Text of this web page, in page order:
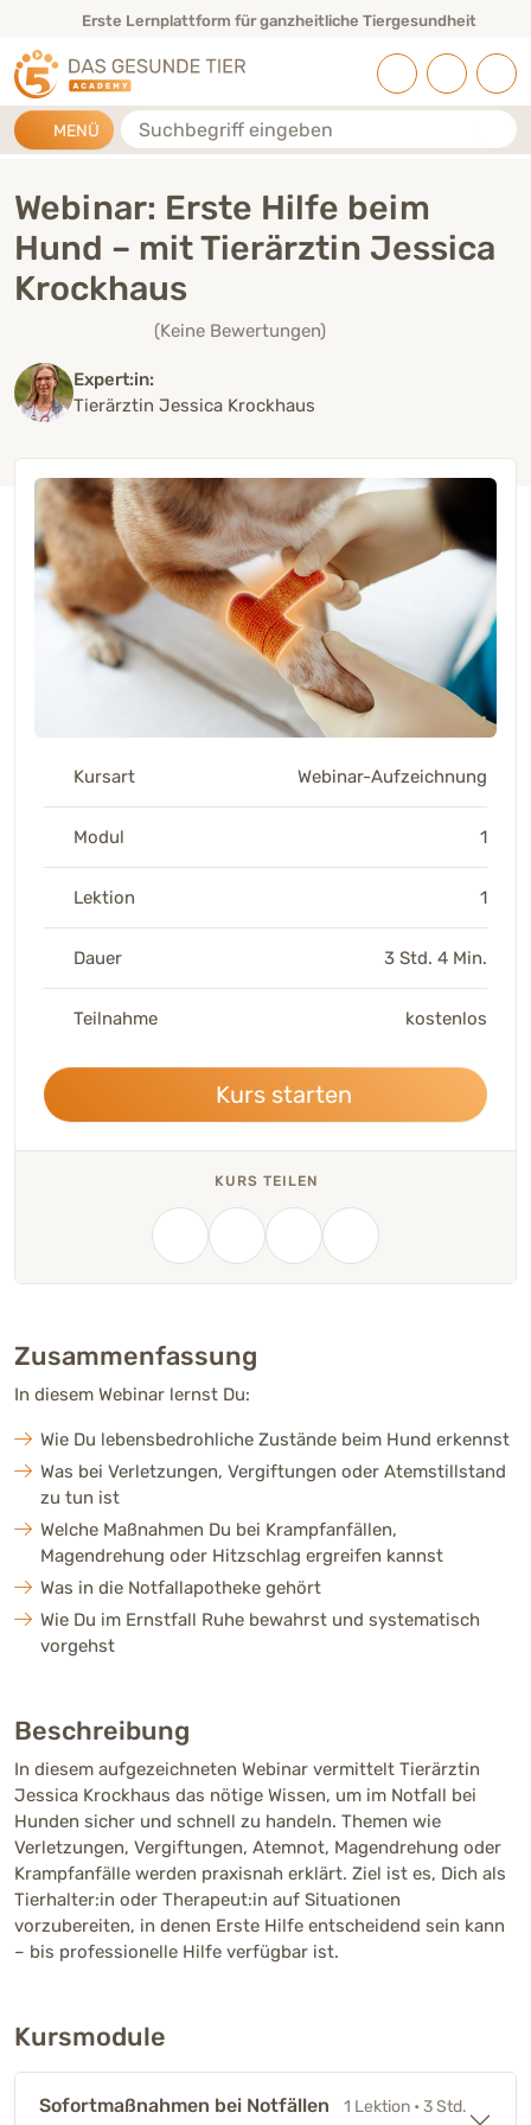
HAUPTMENÜErste Lernplattform für ganzheitliche Tiergesundheit
MENÜ Suche
Webinar: Erste Hilfe beim
Hund – mit Tierärztin Jessica
Krockhaus
(Keine Bewertungen)
Expert:in:
Tierärztin Jessica Krockhaus
Kursart Webinar-Aufzeichnung
Modul 1
Lektion 1
Dauer 3 Std. 4 Min.
Teilnahme kostenlos
Kurs starten
KURS TEILEN
Zusammenfassung
In diesem Webinar lernst Du:
Wie Du lebensbedrohliche Zustände beim Hund erkennst
Was bei Verletzungen, Vergiftungen oder Atemstillstand
zu tun ist
Welche Maßnahmen Du bei Krampfanfällen,
Magendrehung oder Hitzschlag ergreifen kannst
Was in die Notfallapotheke gehört
Wie Du im Ernstfall Ruhe bewahrst und systematisch
vorgehst
Beschreibung
In diesem aufgezeichneten Webinar vermittelt Tierärztin
Jessica Krockhaus das nötige Wissen, um im Notfall bei
Hunden sicher und schnell zu handeln. Themen wie
Verletzungen, Vergiftungen, Atemnot, Magendrehung oder
Krampfanfälle werden praxisnah erklärt. Ziel ist es, Dich als
Tierhalter:in oder Therapeut:in auf Situationen
vorzubereiten, in denen Erste Hilfe entscheidend sein kann
– bis professionelle Hilfe verfügbar ist.
Kursmodule
Sofortmaßnahmen bei Notfällen 1 Lektion